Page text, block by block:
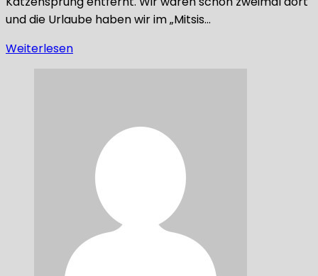
und die Urlaube haben wir im „Mitsis…
Weiterlesen